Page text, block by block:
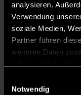
analysieren.
Verwendung
soziale Medien,
Partner führen
weiteren Daten
Notwendig
Talkshow
eine seiner
sein. Er wird
geben und
Energiekosten